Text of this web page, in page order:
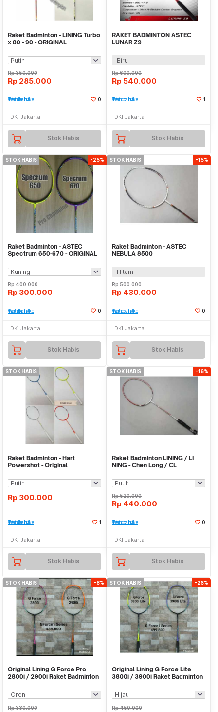
Raket Badminton - LINING Turbo
x 80 - 90 - ORIGINAL
Rp350.000
Rp 285.000
Tambah ke Watchlist 0
DKI Jakarta
Stok Habis
RAKET BADMINTON ASTEC
LUNAR Z9
Biru
Rp600.000
Rp 540.000
Tambah ke Watchlist 1
DKI Jakarta
Stok Habis
STOK HABIS -25%
Raket Badminton - ASTEC
Spectrum 650-670 - ORIGINAL
Rp400.000
Rp 300.000
Tambah ke Watchlist 0
DKI Jakarta
Stok Habis
STOK HABIS -15%
Raket Badminton - ASTEC
NEBULA 8500
Hitam
Rp500.000
Rp 430.000
Tambah ke Watchlist 0
DKI Jakarta
Stok Habis
STOK HABIS
Raket Badminton - Hart
Powershot - Original
Rp 300.000
Tambah ke Watchlist 1
DKI Jakarta
Stok Habis
STOK HABIS -16%
Raket Badminton LINING / LI
NING - Chen Long / CL
Rp520.000
Rp 440.000
Tambah ke Watchlist 0
DKI Jakarta
Stok Habis
STOK HABIS -8%
Original Lining G Force Pro
2800i / 2900i Raket Badminton
Rp330.000
STOK HABIS -26%
Original Lining G Force Lite
3800i / 3900i Raket Badminton
Rp450.000